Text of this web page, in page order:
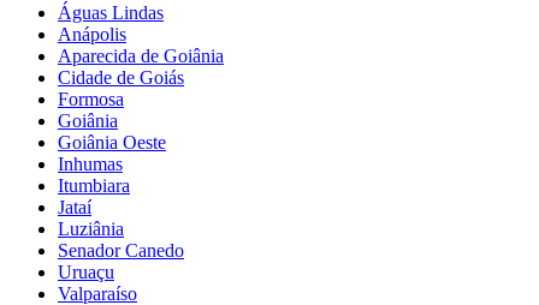
Águas Lindas
Anápolis
Aparecida de Goiânia
Cidade de Goiás
Formosa
Goiânia
Goiânia Oeste
Inhumas
Itumbiara
Jataí
Luziânia
Senador Canedo
Uruaçu
Valparaíso